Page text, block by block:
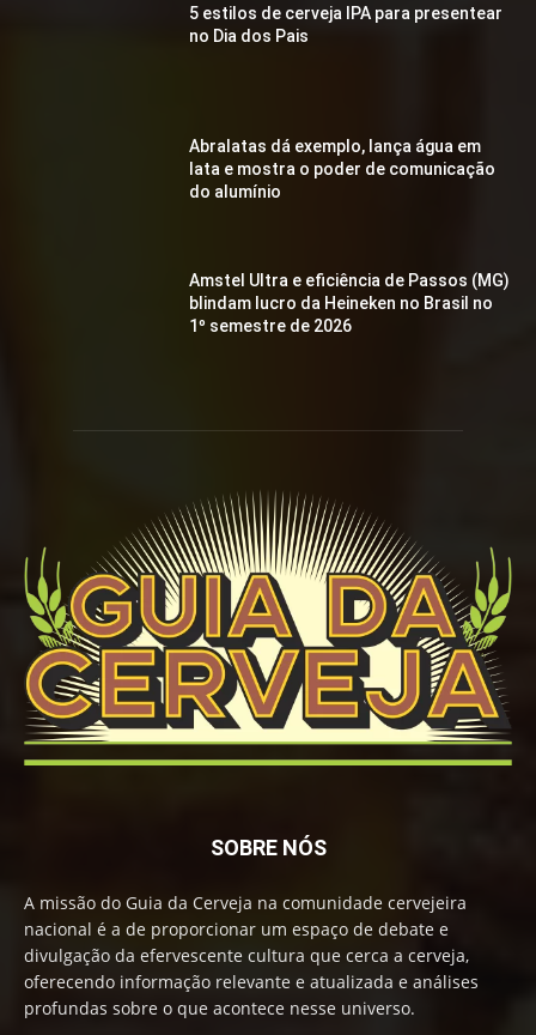
5 estilos de cerveja IPA para presentear
no Dia dos Pais
Abralatas dá exemplo, lança água em
lata e mostra o poder de comunicação
do alumínio
Amstel Ultra e eficiência de Passos (MG)
blindam lucro da Heineken no Brasil no
1º semestre de 2026
SOBRE NÓS
A missão do Guia da Cerveja na comunidade cervejeira
nacional é a de proporcionar um espaço de debate e
divulgação da efervescente cultura que cerca a cerveja,
oferecendo informação relevante e atualizada e análises
profundas sobre o que acontece nesse universo.